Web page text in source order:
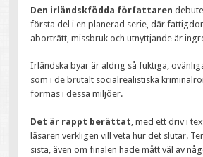
Den irländskfödda författaren
första del i en planerad serie, där
aborträtt, missbruk och utnyttjande är
Irländska byar är aldrig så fuktiga,
som i de brutalt socialrealistiska
formas i dessa miljöer.
Det är rappt berättat , med ett driv i
läsaren verkligen vill veta hur det slutar.
sista, även om finalen hade mått väl av